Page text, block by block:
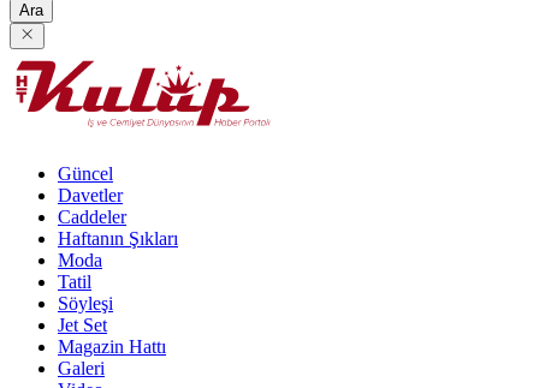
Ara
Güncel
Davetler
Caddeler
Haftanın Şıkları
Moda
Tatil
Söyleşi
Jet Set
Magazin Hattı
Galeri